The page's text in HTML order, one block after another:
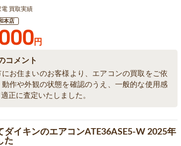
電 買取実績
本店
円
コメント
お住まいのお客様より、エアコンの買取をご依
作や外観の状態を確認のうえ、一般的な使用感
正に査定いたしました。
ダイキンのエアコンATE36ASE5-W 2025年
た